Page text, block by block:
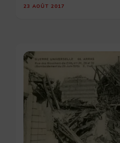
23 AOÛT 2017